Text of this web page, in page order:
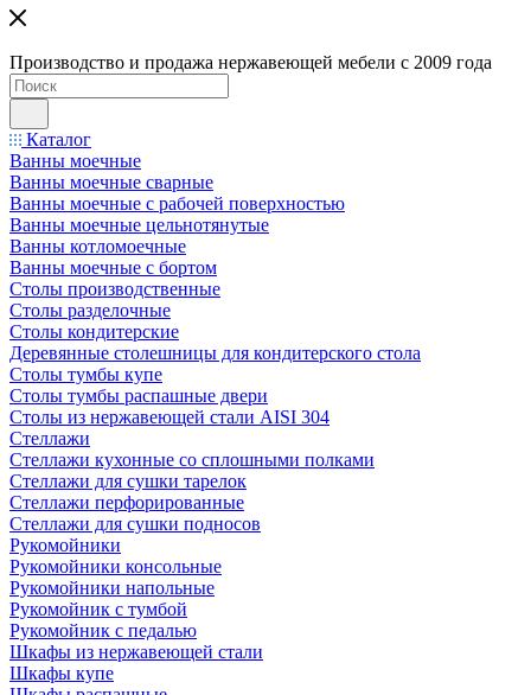
Производство и продажа нержавеющей мебели с 2009 года
Каталог
Ванны моечные
Ванны моечные сварные
Ванны моечные с рабочей поверхностью
Ванны моечные цельнотянутые
Ванны котломоечные
Ванны моечные с бортом
Столы производственные
Столы разделочные
Столы кондитерские
Деревянные столешницы для кондитерского стола
Столы тумбы купе
Столы тумбы распашные двери
Столы из нержавеющей стали AISI 304
Стеллажи
Стеллажи кухонные со сплошными полками
Стеллажи для сушки тарелок
Стеллажи перфорированные
Стеллажи для сушки подносов
Рукомойники
Рукомойники консольные
Рукомойники напольные
Рукомойник с тумбой
Рукомойник с педалью
Шкафы из нержавеющей стали
Шкафы купе